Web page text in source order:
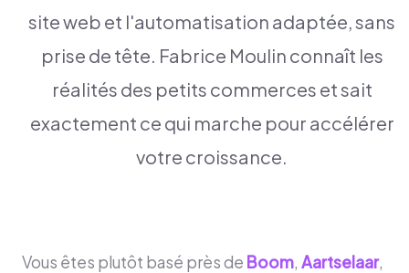
site web et l'automatisation adaptée, sans
prise de tête. Fabrice Moulin connaît les
réalités des petits commerces et sait
exactement ce qui marche pour accélérer
votre croissance.
Vous êtes plutôt basé près de Boom, Aartselaar,